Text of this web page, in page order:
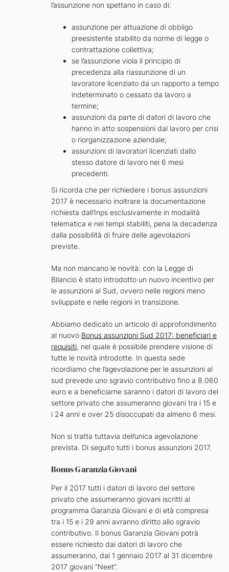
l’assunzione non spettano in caso di:
assunzione per attuazione di obbligo
preesistente stabilito da norme di legge o
contrattazione collettiva;
se l’assunzione viola il principio di
precedenza alla riassunzione di un
lavoratore licenziato da un rapporto a tempo
indeterminato o cessato da lavoro a
termine;
assunzioni da parte di datori di lavoro che
hanno in atto sospensioni dal lavoro per crisi
o riorganizzazione aziendale;
assunzioni di lavoratori licenziati dallo
stesso datore di lavoro nei 6 mesi
precedenti.
Si ricorda che per richiedere i bonus assunzioni
2017 è necessario inoltrare la documentazione
richiesta dall’Inps esclusivamente in modalità
telematica e nei tempi stabiliti, pena la decadenza
dalla possibilità di fruire delle agevolazioni
previste.
Ma non mancano le novità: con la Legge di
Bilancio è stato introdotto un nuovo incentivo per
le assunzioni al Sud, ovvero nelle regioni meno
sviluppate e nelle regioni in transizione.
Abbiamo dedicato un articolo di approfondimento
al nuovo Bonus assunzioni Sud 2017: beneficiari e
requisiti, nel quale è possibile prendere visione di
tutte le novità introdotte. In questa sede
ricordiamo che l’agevolazione per le assunzioni al
sud prevede uno sgravio contributivo fino a 8.060
euro e a beneficiarne saranno i datori di lavoro del
settore privato che assumeranno giovani tra i 15 e
i 24 anni e over 25 disoccupati da almeno 6 mesi.
Non si tratta tuttavia dell’unica agevolazione
prevista. Di seguito tutti i bonus assunzioni 2017.
Bonus Garanzia Giovani
Per il 2017 tutti i datori di lavoro del settore
privato che assumeranno giovani iscritti al
programma Garanzia Giovani e di età compresa
tra i 15 e i 29 anni avranno diritto allo sgravio
contributivo. Il bonus Garanzia Giovani potrà
essere richiesto dai datori di lavoro che
assumeranno, dal 1 gennaio 2017 al 31 dicembre
2017 giovani “Neet”.